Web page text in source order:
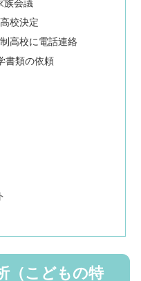
族会議
校決定
高校に電話連絡
書類の依頼
（こどもの特